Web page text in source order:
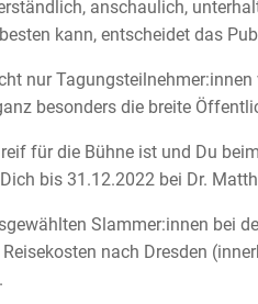
anschaulich,
kann, entscheidet das
nur
besonders die breite
für die Bühne ist und Du
bis 31.12.2022 bei Dr.
Slammer:innen bei
nach Dresden